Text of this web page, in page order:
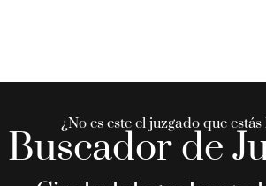
¿No es este el juzgado que
Buscador de